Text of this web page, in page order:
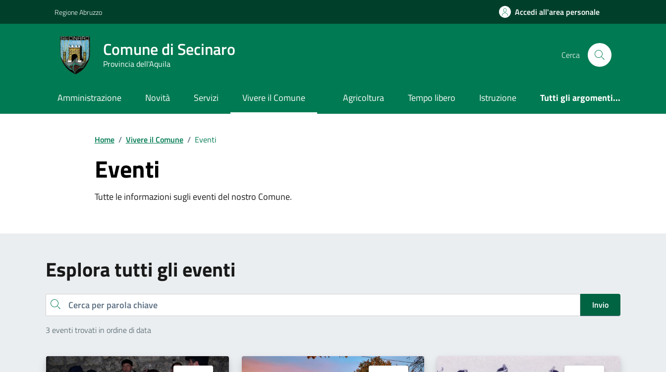
Regione Abruzzo Accedi all'area personale
Comune di Secinaro
Provincia dell'Aquila
Cerca
Amministrazione Novità Servizi Vivere il Comune Agricoltura Tempo libero Istruzione Tutti gli argomenti...
Home / Vivere il Comune / Eventi
Eventi
Tutte le informazioni sugli eventi del nostro Comune.
Esplora tutti gli eventi
Cerca Invio
3 eventi trovati in ordine di data